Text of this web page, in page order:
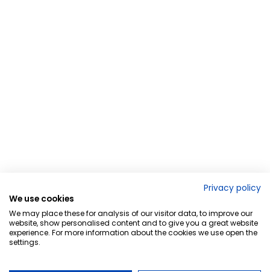
Privacy policy
We use cookies
We may place these for analysis of our visitor data, to improve our
website, show personalised content and to give you a great website
experience. For more information about the cookies we use open the
settings.